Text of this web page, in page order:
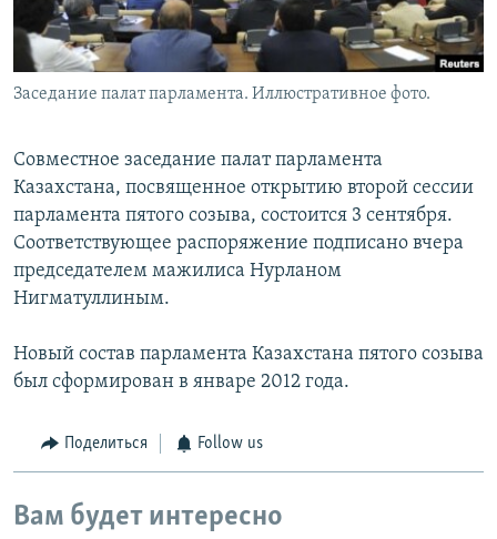
Заседание палат парламента. Иллюстративное фото.
Совместное заседание палат парламента
Казахстана, посвященное открытию второй сессии
парламента пятого созыва, состоится 3 сентября.
Соответствующее распоряжение подписано вчера
председателем мажилиса Нурланом
Нигматуллиным.
Новый состав парламента Казахстана пятого созыва
был сформирован в январе 2012 года.
Поделиться Follow us
Вам будет интересно